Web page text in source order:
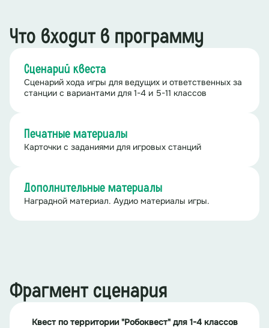
Что входит в программу
Сценарий квеста
Сценарий хода игры для ведущих и ответственных за
станции с вариантами для 1-4 и 5-11 классов
Печатные материалы
Карточки с заданиями для игровых станций
Дополнительные материалы
Наградной материал. Аудио материалы игры.
Фрагмент сценария
Квестпо территории "Робоквест" для 1-4 классов